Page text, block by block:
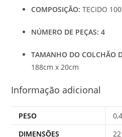
COMPOSIÇÃO:TECIDO
NÚMERO DE PEÇAS: 4
TAMANHO DO COLCHÃO
188cm x 20cm
Informação adicional
PESO
DIMENSÕES